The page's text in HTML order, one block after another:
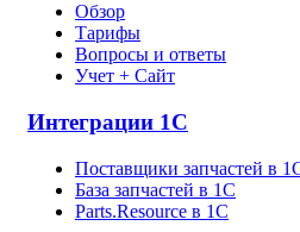
Обзор
Тарифы
Вопросы и ответы
Учет + Сайт
Интеграции 1С
Поставщики запчастей в
База запчастей в 1С
Parts.Resource в 1C